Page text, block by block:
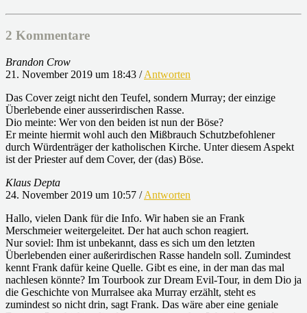
2 Kommentare
Brandon Crow
21. November 2019 um 18:43 /Antworten
Das Cover zeigt nicht den Teufel, sondern Murray; der einzige
Überlebende einer ausserirdischen Rasse.
Dio meinte: Wer von den beiden ist nun der Böse?
Er meinte hiermit wohl auch den Mißbrauch Schutzbefohlener
durch Würdenträger der katholischen Kirche. Unter diesem Aspekt
ist der Priester auf dem Cover, der (das) Böse.
Klaus Depta
24. November 2019 um 10:57 /Antworten
Hallo, vielen Dank für die Info. Wir haben sie an Frank
Merschmeier weitergeleitet. Der hat auch schon reagiert.
Nur soviel: Ihm ist unbekannt, dass es sich um den letzten
Überlebenden einer außerirdischen Rasse handeln soll. Zumindest
kennt Frank dafür keine Quelle. Gibt es eine, in der man das mal
nachlesen könnte? Im Tourbook zur Dream Evil-Tour, in dem Dio ja
die Geschichte von Murralsee aka Murray erzählt, steht es
zumindest so nicht drin, sagt Frank. Das wäre aber eine geniale